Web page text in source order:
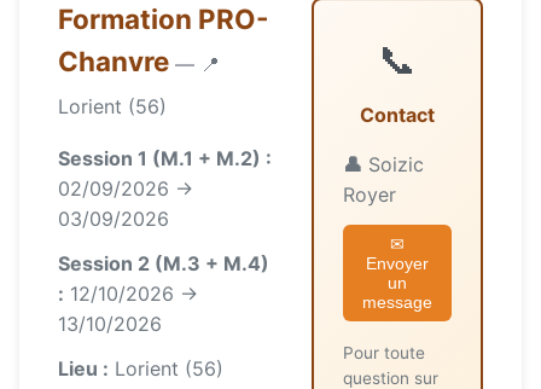
Formation PRO-
Chanvre — 📍
Lorient (56)
Session 1 (M.1 + M.2) :
02/09/2026 →
03/09/2026
Session 2 (M.3 + M.4)
: 12/10/2026 →
13/10/2026
Lieu : Lorient (56)
📞
Contact
👤 Soizic
Royer
✉
Envoyer
un
message
Pour toute
question sur